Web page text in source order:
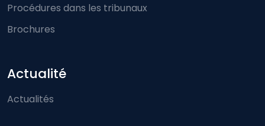
Procédures dans les tribunaux
Brochures
Actualité
Actualités